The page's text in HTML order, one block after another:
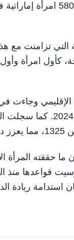
التي تزامنت مع
وجاءت
عن برنامج الأمم
حققته المرأة
قواعدها
استدامة ريادة